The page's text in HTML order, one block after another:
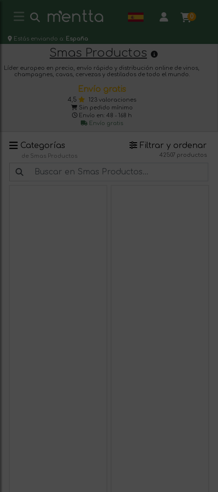
0
Estás enviando a: España
Smas Productos
Líder europeo en precio, envío rápido y distribución online de vinos,
champagnes, cavas, cervezas y destilados de todo el mundo.
Envío gratis
4,5
123 valoraciones
Sin pedido mínimo
Envío en: 48 - 168 h
Envío gratis
Categorías
de Smas Productos
Filtrar y ordenar
42507 productos